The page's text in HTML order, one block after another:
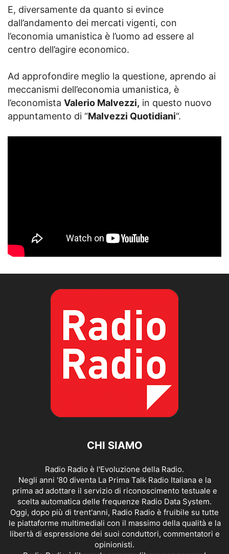
E, diversamente da quanto si evince
dall’andamento dei mercati vigenti, con
l’economia umanistica è l’uomo ad essere al
centro dell’agire economico.
Ad approfondire meglio la questione, aprendo ai
meccanismi dell’economia umanistica, è
l’economista Valerio Malvezzi, in questo nuovo
appuntamento di “Malvezzi Quotidiani“.
CHI SIAMO
Radio Radio è l'Evoluzione della Radio.
Negli anni '80 diventa La Prima Talk Radio Italiana e la
prima ad adottare il servizio di riconoscimento testuale e
scelta automatica delle frequenze Radio Data System.
Oggi, dopo più di trent'anni, Radio Radio è fruibile su tutte
le piattaforme multimediali con il massimo della qualità e la
libertà di espressione dei suoi conduttori, commentatori e
opinionisti.